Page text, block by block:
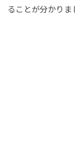
ることが分かりま